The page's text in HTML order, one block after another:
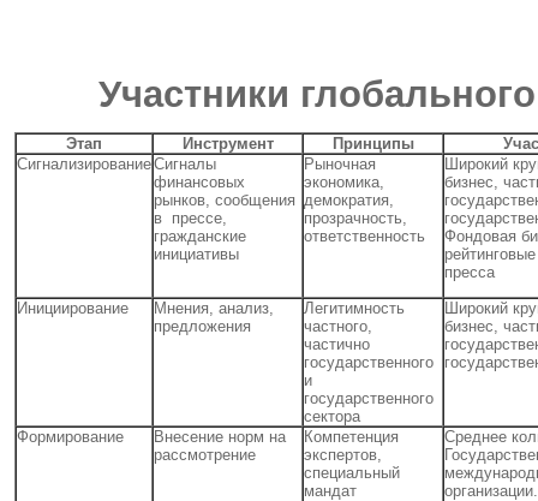
Участники
Этап Инструмент Принципы
СигнализированиеСигналы
финансовых
рынков, сообщения
в прессе,
гражданские
инициативы
Рыночная
экономика,
демократия,
прозрачность,
ответственность
Широкий
бизнес,
Фондовая
пресса
Инициирование
Мнения, анализ,
предложения
Легитимность
частного,
частично
государственного
и
государственного
сектора
Широкий
бизнес,
Формирование
Внесение норм на
рассмотрение
Компетенция
экспертов,
специальный
мандат
Среднее